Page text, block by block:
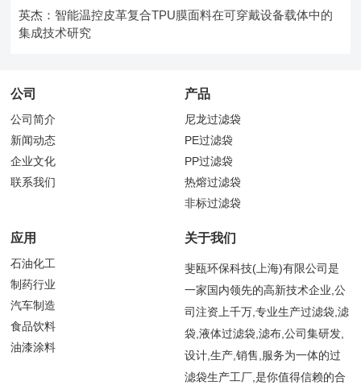
英杰：智能温控皮革复合TPU膜面料在可穿戴设备载体中的
集成技术研究
公司
公司简介
新闻动态
企业文化
联系我们
产品
尼龙过滤袋
PE过滤袋
PP过滤袋
热熔过滤袋
非标过滤袋
应用
石油化工
制药行业
汽车制造
食品饮料
油漆涂料
关于我们
斐瓯环保科技(上海)有限公司是
一家国内领先的高新技术企业,公
司注资上千万,专业生产过滤袋,滤
袋,液体过滤袋,滤布,公司集研发,
设计,生产,销售,服务为一体的过
滤袋生产工厂,是你值得信赖的合